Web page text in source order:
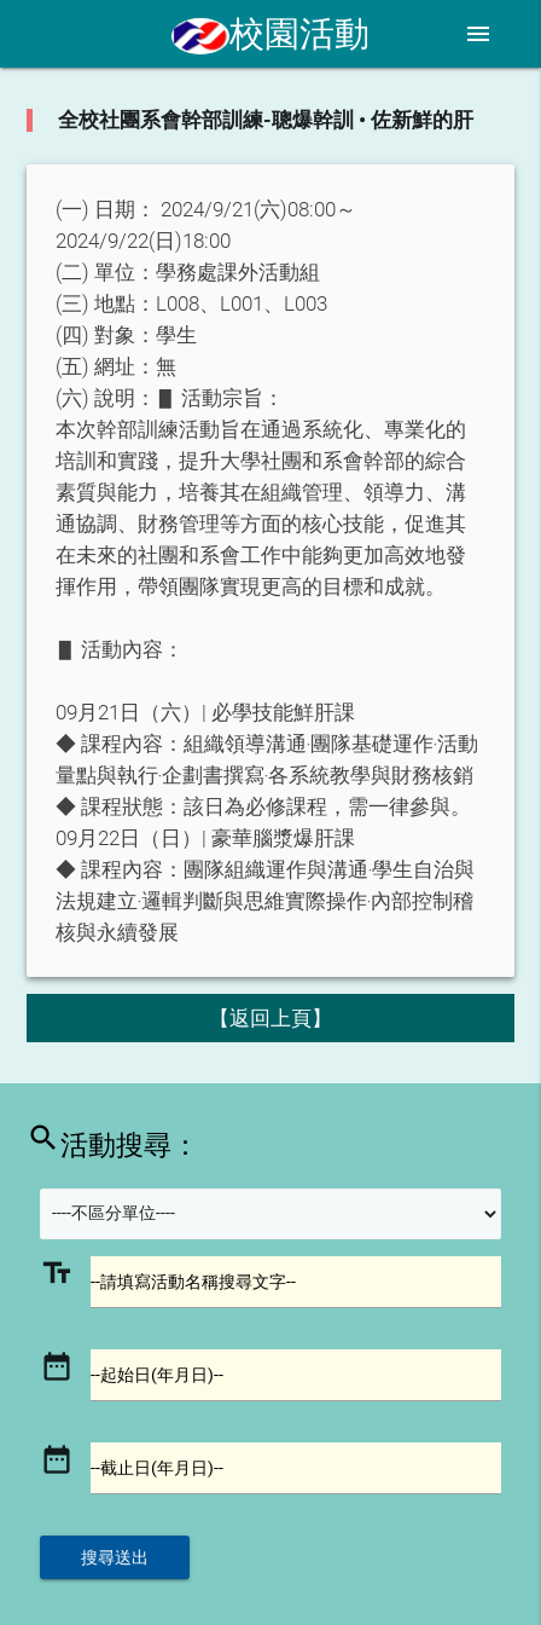
校園活動 menu
全校社團系會幹部訓練-聰爆幹訓 • 佐新鮮的肝
(一) 日期： 2024/9/21(六)08:00～
2024/9/22(日)18:00
(二) 單位：學務處課外活動組
(三) 地點： L008、L001、L003
(四) 對象：學生
(五) 網址：無
(六) 說明：
▋ 活動宗旨：
本次幹部訓練活動旨在通過系統化、專業化的
培訓和實踐，提升大學社團和系會幹部的綜合
素質與能力，培養其在組織管理、領導力、溝
通協調、財務管理等方面的核心技能，促進其
在未來的社團和系會工作中能夠更加高效地發
揮作用，帶領團隊實現更高的目標和成就。
▋ 活動內容：
09月21日（六）| 必學技能鮮肝課
◆ 課程內容：組織領導溝通‧團隊基礎運作‧活動
量點與執行‧企劃書撰寫‧各系統教學與財務核銷
◆ 課程狀態：該日為必修課程，需一律參與。
09月22日（日）| 豪華腦漿爆肝課
◆ 課程內容：團隊組織運作與溝通‧學生自治與
法規建立‧邏輯判斷與思維實際操作‧內部控制稽
核與永續發展
【返回上頁】
search活動搜尋：
text_fields --請填寫活動名稱搜尋文字--
date_range --起始日(年月日)--
date_range --截止日(年月日)--